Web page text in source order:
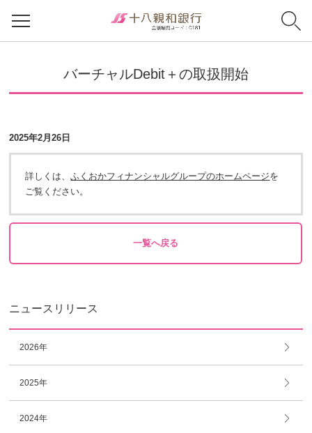
バーチャルDebit＋の取扱開始
2025年2月26日
詳しくは、ふくおかフィナンシャルグループのホームページを
ご覧ください。
一覧へ戻る
ニュースリリース
2026年
2025年
2024年